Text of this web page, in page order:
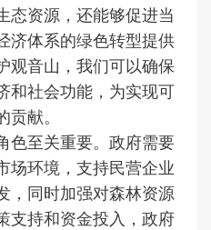
态资源，还能够促进当
济体系的绿色转型提供
观音山，我们可以确保
和社会功能，为实现可
献。
色至关重要。政府需要
场环境，支持民营企业
，同时加强对森林资源
支持和资金投入，政府